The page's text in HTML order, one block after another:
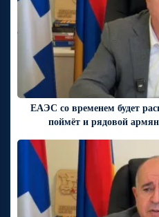
ЕАЭС со временем будет
поймёт и рядовой